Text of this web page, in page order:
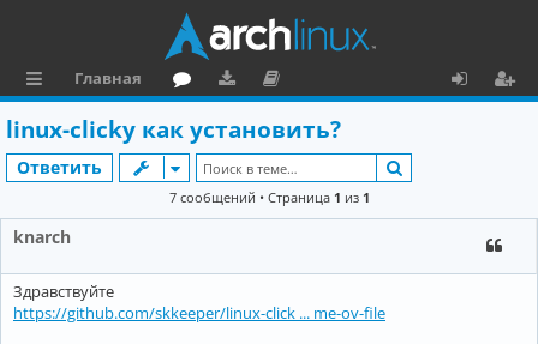
ы
л
к
Главная
ру
м
ру
зк
и
ку
м
е
р
linux-clicky как установить?
Ответить
7 сообщений • Страница 1 из 1
knarch
Здравствуйте
https://github.com/skkeeper/linux-click ... me-ov-file